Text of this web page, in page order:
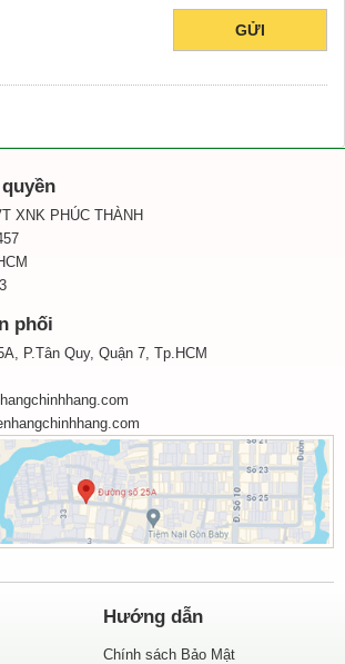
GỬI
XNK PHÚC THÀNH
phối
P.Tân Quy, Quận 7, Tp.HCM
Hướng dẫn
Chính sách Bảo Mật